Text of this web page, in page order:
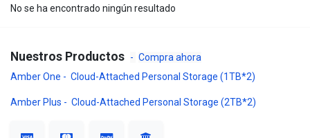
No se ha encontrado ningún resultado
Nuestros Productos - Compra ahora
Amber One - Cloud-Attached Personal Storage (1TB*2)
Amber Plus - Cloud-Attached Personal Storage (2TB*2)